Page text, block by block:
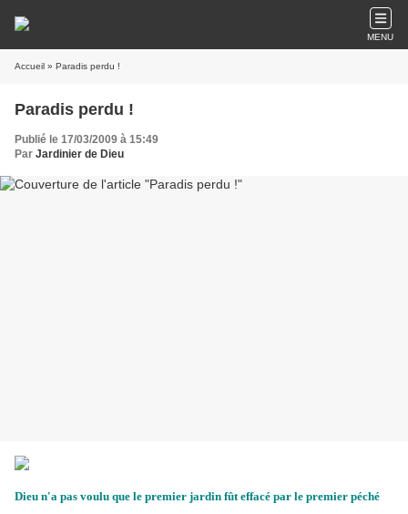
MENU
Accueil » Paradis perdu !
Paradis perdu !
Publié le 17/03/2009 à 15:49
Par Jardinier de Dieu
Dieu n'a pas voulu que le premier jardin fût effacé par le premier péché